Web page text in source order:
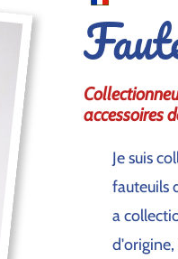
accessoires
Je suis
fauteuils
a